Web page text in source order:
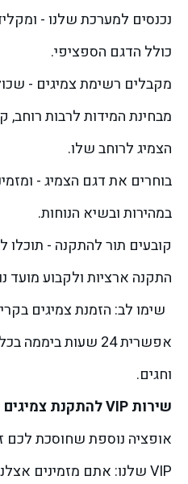
נכנסים למערכת שלנו -
כולל הדגם הספציפי.
מקבלים רשימת צמיגים -
מבחינת המידות לרבות רוחב,
הצמיג לרוחב שלו.
בוחרים את דגם הצמיג -
במהירות ובשיא הנוחות.
התקנה ארציות ולקבוע מועד
שימו לב: הזמנת צמיגים
אפשרית 24 שעות
וחגים.
שירות VIP להתקנת צמיגים שמגיע עד אליכם
אופציה נוספת שחוסכת לכם
VIP שלנו: אתם מזמינים אצלנו